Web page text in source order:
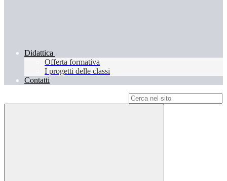
Didattica
Offerta formativa
I progetti delle classi
Contatti